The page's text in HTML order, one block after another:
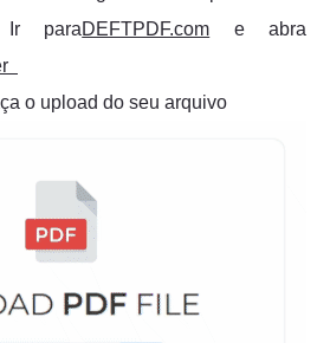
paraDEFTPDF.com e abra
o upload do seu arquivo